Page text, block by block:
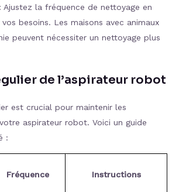
: Ajustez la fréquence de nettoyage en
besoins. Les maisons avec animaux
peuvent nécessiter un nettoyage plus
de l’aspirateur robot
est crucial pour maintenir les
aspirateur robot. Voici un guide
:
Fréquence Instructions